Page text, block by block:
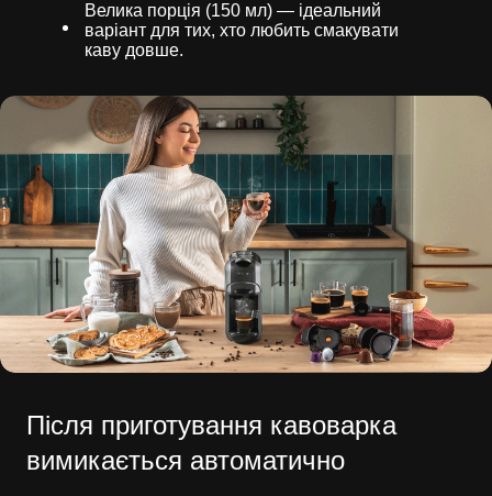
Велика порція (150 мл) — ідеальний
варіант для тих, хто любить смакувати
каву довше.
Після приготування кавоварка
вимикається автоматично